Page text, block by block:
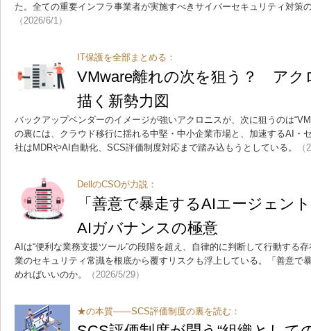
た。全ての重要インフラ事業者が実施すべきサイバーセキュリティ対策
（2026/6/1）
IT保護を全部まとめる：
VMware離れの次を狙う？ アク
描く新勢力図
バックアップベンダーのイメージが強いアクロニスが、次に狙うのは
の裏には、クラウド移行に揺れる中堅・中小企業市場と、加速するAI・
社はMDRやAI自動化、SCS評価制度対応まで踏み込もうとしている。
DellのCSOが力説：
「善意で暴走するAIエージェ
AIガバナンスの極意
AIは“便利な業務支援ツール”の段階を超え、自律的に判断して行動する
業のセキュリティ常識を根底から覆すリスクも浮上している。「善意で
めればいいのか。
（2026/5/29）
★の本質――SCS評価制度の裏を読む：